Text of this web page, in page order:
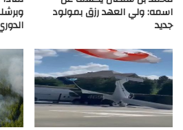
اسمه: ولي العهد رزق بمولود
جديد